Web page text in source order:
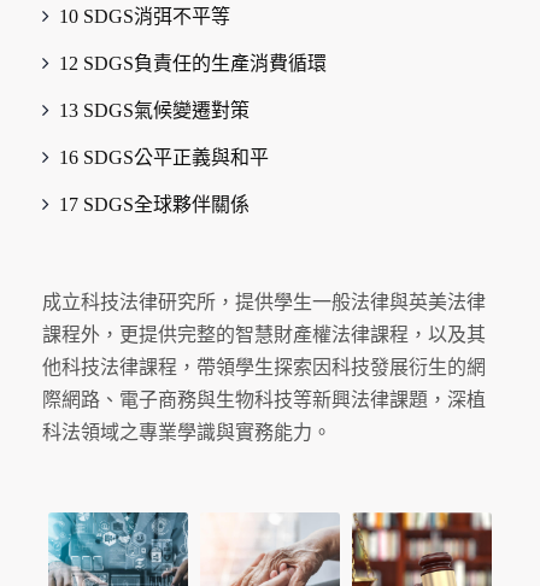
10 SDGS消弭不平等
12 SDGS負責任的生產消費循環
13 SDGS氣候變遷對策
16 SDGS公平正義與和平
17 SDGS全球夥伴關係
成立科技法律研究所，提供學生一般法律與英美法律
課程外，更提供完整的智慧財產權法律課程，以及其
他科技法律課程，帶領學生探索因科技發展衍生的網
際網路、電子商務與生物科技等新興法律課題，深植
科法領域之專業學識與實務能力。